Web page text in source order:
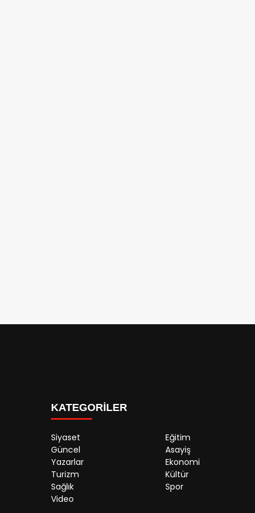
KATEGORİLER
Siyaset
Eğitim
Güncel
Asayiş
Yazarlar
Ekonomi
Turizm
Kültür
Sağlık
Spor
Video